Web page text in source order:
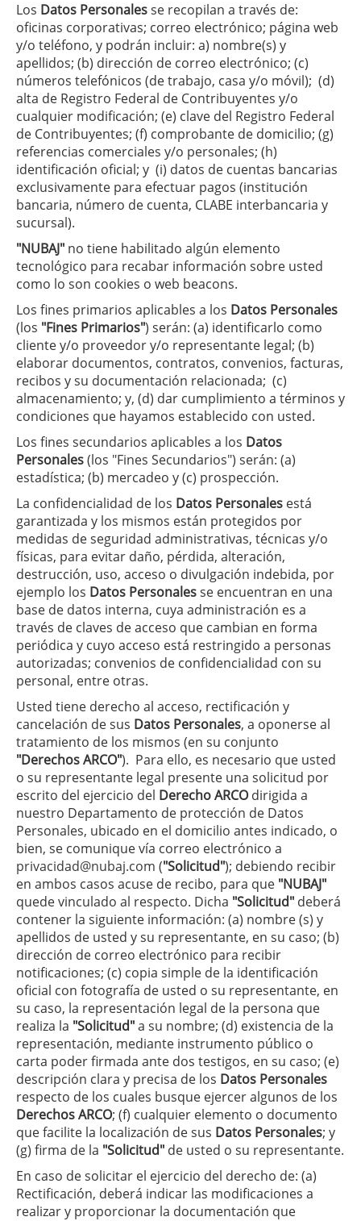
Los Datos Personalesse recopilan a través de:
oficinas corporativas; correo electrónico; página web
y/o teléfono, y podrán incluir: a) nombre(s) y
apellidos; (b) dirección de correo electrónico; (c)
números telefónicos (de trabajo, casa y/o móvil); (d)
alta de Registro Federal de Contribuyentes y/o
cualquier modificación; (e) clave del Registro Federal
de Contribuyentes; (f) comprobante de domicilio; (g)
referencias comerciales y/o personales; (h)
identificación oficial; y (i) datos de cuentas bancarias
exclusivamente para efectuar pagos (institución
bancaria, número de cuenta, CLABE interbancaria y
sucursal).
"NUBAJ" no tiene habilitado algún elemento
tecnológico para recabar información sobre usted
como lo son cookies o web beacons.
Los fines primarios aplicables a los Datos Personales
(los "Fines Primarios") serán: (a) identificarlo como
cliente y/o proveedor y/o representante legal; (b)
elaborar documentos, contratos, convenios, facturas,
recibos y su documentación relacionada; (c)
almacenamiento; y, (d) dar cumplimiento a términos y
condiciones que hayamos establecido con usted.
Los fines secundarios aplicables a los Datos
Personales(los "Fines Secundarios") serán: (a)
estadística; (b) mercadeo y (c) prospección.
La confidencialidad de los Datos Personales está
garantizada y los mismos están protegidos por
medidas de seguridad administrativas, técnicas y/o
físicas, para evitar daño, pérdida, alteración,
destrucción, uso, acceso o divulgación indebida, por
ejemplo los Datos Personalesse encuentran en una
base de datos interna, cuya administración es a
través de claves de acceso que cambian en forma
periódica y cuyo acceso está restringido a personas
autorizadas; convenios de confidencialidad con su
personal, entre otras.
Usted tiene derecho al acceso, rectificación y
cancelación de sus Datos Personales, a oponerse al
tratamiento de los mismos (en su conjunto
"Derechos ARCO"). Para ello, es necesario que usted
o su representante legal presente una solicitud por
escrito del ejercicio del Derecho ARCOdirigida a
nuestro Departamento de protección de Datos
Personales, ubicado en el domicilio antes indicado, o
bien, se comunique vía correo electrónico a
privacidad@nubaj.com ("Solicitud"); debiendo recibir
en ambos casos acuse de recibo, para que "NUBAJ"
quede vinculado al respecto. Dicha "Solicitud" deberá
contener la siguiente información: (a) nombre (s) y
apellidos de usted y su representante, en su caso; (b)
dirección de correo electrónico para recibir
notificaciones; (c) copia simple de la identificación
oficial con fotografía de usted o su representante, en
su caso, la representación legal de la persona que
realiza la "Solicitud"a su nombre; (d) existencia de la
representación, mediante instrumento público o
carta poder firmada ante dos testigos, en su caso; (e)
descripción clara y precisa de los Datos Personales
respecto de los cuales busque ejercer algunos de los
Derechos ARCO; (f) cualquier elemento o documento
que facilite la localización de sus Datos Personales; y
(g) firma de la "Solicitud" de usted o su representante.
En caso de solicitar el ejercicio del derecho de: (a)
Rectificación, deberá indicar las modificaciones a
realizar y proporcionar la documentación que